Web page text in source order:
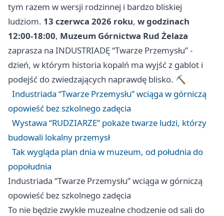
tym razem w wersji rodzinnej i bardzo bliskiej
ludziom. 13 czerwca 2026 roku, w godzinach
12:00-18:00, Muzeum Górnictwa Rud Żelaza
zaprasza na INDUSTRIADĘ “Twarze Przemysłu” -
dzień, w którym historia kopalń ma wyjść z gablot i
podejść do zwiedzających naprawdę blisko. ⛏️
Industriada “Twarze Przemysłu” wciąga w górniczą
opowieść bez szkolnego zadęcia
Wystawa “RUDZIARZE” pokaże twarze ludzi, którzy
budowali lokalny przemysł
Tak wygląda plan dnia w muzeum, od południa do
popołudnia
Industriada “Twarze Przemysłu” wciąga w górniczą
opowieść bez szkolnego zadęcia
To nie będzie zwykłe muzealne chodzenie od sali do